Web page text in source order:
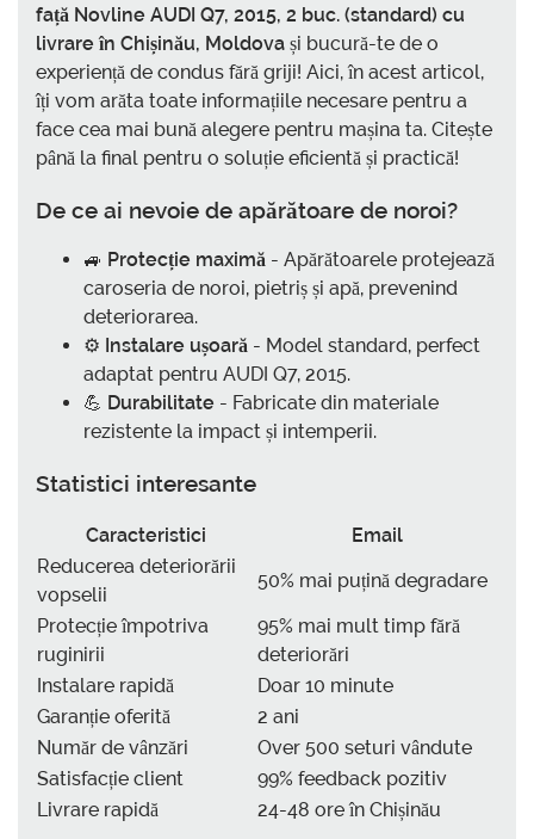
față Novline AUDI Q7, 2015, 2 buc. (standard) cu
livrare în Chișinău, Moldova și bucură-te de o
experiență de condus fără griji! Aici, în acest articol,
îți vom arăta toate informațiile necesare pentru a
face cea mai bună alegere pentru mașina ta. Citește
până la final pentru o soluție eficientă și practică!
De ce ai nevoie de apărătoare de noroi?
🚙 Protecție maximă - Apărătoarele protejează
caroseria de noroi, pietriș și apă, prevenind
deteriorarea.
⚙️ Instalare ușoară - Model standard, perfect
adaptat pentru AUDI Q7, 2015.
💪 Durabilitate - Fabricate din materiale
rezistente la impact și intemperii.
Statistici interesante
Caracteristici
Email
Reducerea deteriorării
vopselii
50% mai puțină degradare
Protecție împotriva
ruginirii
95% mai mult timp fără
deteriorări
Instalare rapidă
Doar 10 minute
Garanție oferită
2 ani
Număr de vânzări
Over 500 seturi vândute
Satisfacție client
99% feedback pozitiv
Livrare rapidă
24-48 ore în Chișinău